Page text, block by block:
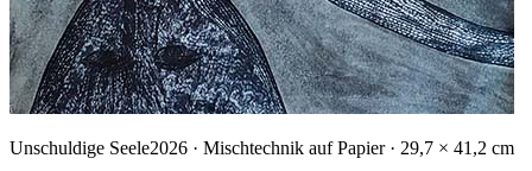
Unschuldige Seele2026 · Mischtechnik auf Papier · 29,7 × 41,2 cm